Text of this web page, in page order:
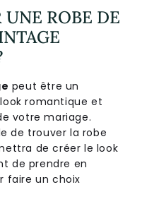
ROBE DE
peut être un
romantique et
votre mariage.
de trouver la robe
de créer le look
de prendre en
faire un choix